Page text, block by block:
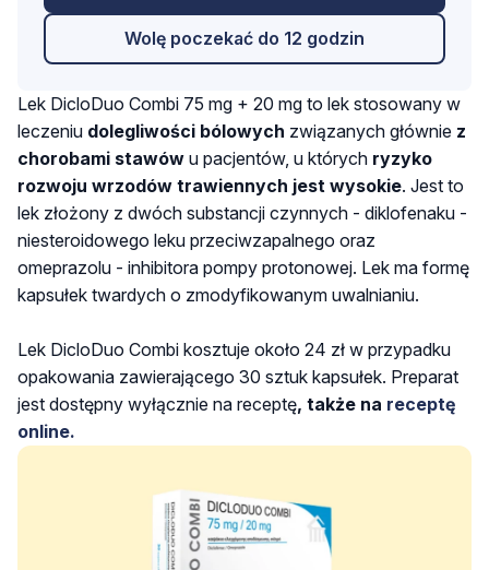
Wolę poczekać do 12 godzin
Lek DicloDuo Combi 75 mg + 20 mg to lek stosowany w
leczeniu dolegliwości bólowych związanych głównie z
chorobami stawów u pacjentów, u których ryzyko
rozwoju wrzodów trawiennych jest wysokie. Jest to
lek złożony z dwóch substancji czynnych - diklofenaku -
niesteroidowego leku przeciwzapalnego oraz
omeprazolu - inhibitora pompy protonowej. Lek ma formę
kapsułek twardych o zmodyfikowanym uwalnianiu.
Lek DicloDuo Combi kosztuje około 24 zł w przypadku
opakowania zawierającego 30 sztuk kapsułek. Preparat
jest dostępny wyłącznie na receptę, także na receptę
online.